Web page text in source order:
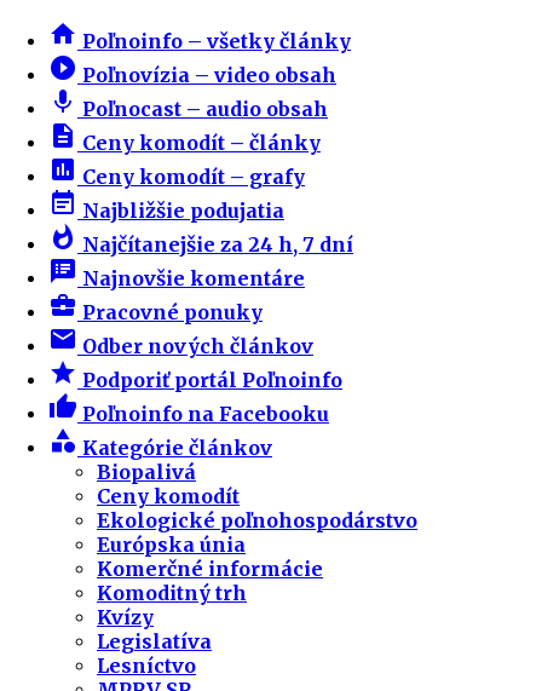
home Poľnoinfo – všetky články
play_circle_filled Poľnovízia – video obsah
mic Poľnocast – audio obsah
description Ceny komodít – články
insert_chart Ceny komodít – grafy
event_note Najbližšie podujatia
whatshot Najčítanejšie za 24 h, 7 dní
speaker_notes Najnovšie komentáre
business_center Pracovné ponuky
email Odber nových článkov
star Podporiť portál Poľnoinfo
thumb_up Poľnoinfo na Facebooku
category Kategórie článkov
Biopalivá
Ceny komodít
Ekologické poľnohospodárstvo
Európska únia
Komerčné informácie
Komoditný trh
Kvízy
Legislatíva
Lesníctvo